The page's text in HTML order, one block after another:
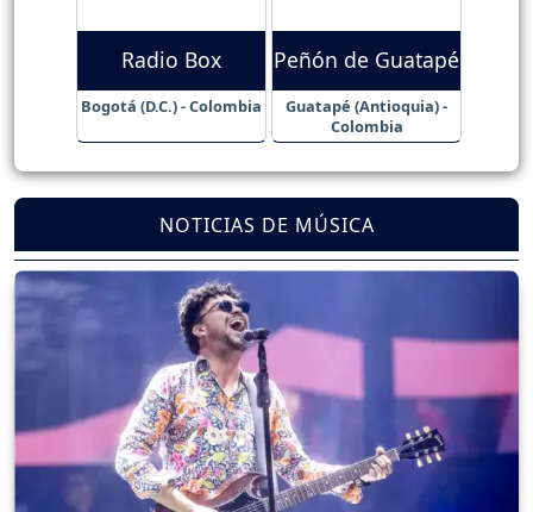
Radio Box
Bogotá (D.C.) - Colombia
Peñón de Guatapé
Guatapé (Antioquia) -
Colombia
NOTICIAS DE MÚSICA